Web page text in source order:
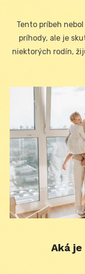
Tento príbeh
príhody, ale je
niektorých rodín,
Aká